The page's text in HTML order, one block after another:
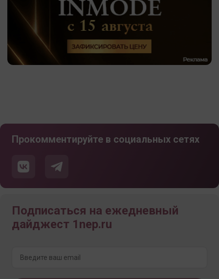
Прокомментируйте в социальных сетях
Подписаться на ежедневный
дайджест 1nep.ru